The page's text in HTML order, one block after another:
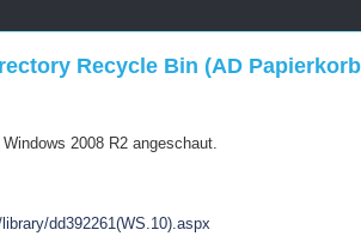
Recycle Bin (AD
2008 R2 angeschaut.
dd392261(WS.10).aspx